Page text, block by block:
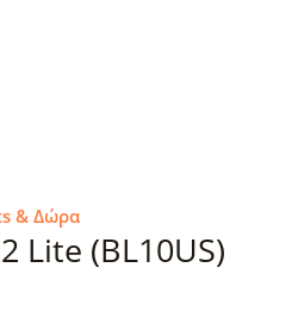
& Δώρα
Lite (BL10US)